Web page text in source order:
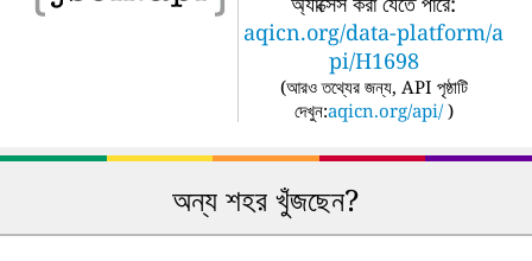
aqicn.org/data-platform/a
pi/H1698
(আরও তথ্যের জন্য, API পৃষ্ঠাটি
দেখুন:aqicn.org/api/ )
অন্য শহর খুঁজছেন?